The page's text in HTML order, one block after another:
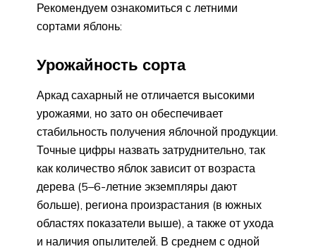
Рекомендуем ознакомиться с летними
сортами яблонь:
Урожайность сорта
Аркад сахарный не отличается высокими
урожаями, но зато он обеспечивает
стабильность получения яблочной продукции.
Точные цифры назвать затруднительно, так
как количество яблок зависит от возраста
дерева (5–6-летние экземпляры дают
больше), региона произрастания (в южных
областях показатели выше), а также от ухода
и наличия опылителей. В среднем с одной